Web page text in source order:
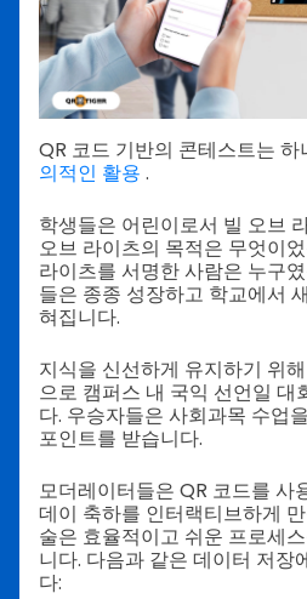
QR 코드 기반의 콘테스트는 하
의적인 활용 .
학생들은 어린이로서 빌 오브
오브 라이츠의 목적은 무엇이
라이츠를 서명한 사람은 누구
들은 종종 성장하고 학교에서
혀집니다.
지식을 신선하게 유지하기 위
으로 캠퍼스 내 국익 선언일 대
다. 우승자들은 사회과목 수업
포인트를 받습니다.
모더레이터들은 QR 코드를 사
데이 축하를 인터랙티브하게
술은 효율적이고 쉬운 프로세
니다. 다음과 같은 데이터 저장
다: